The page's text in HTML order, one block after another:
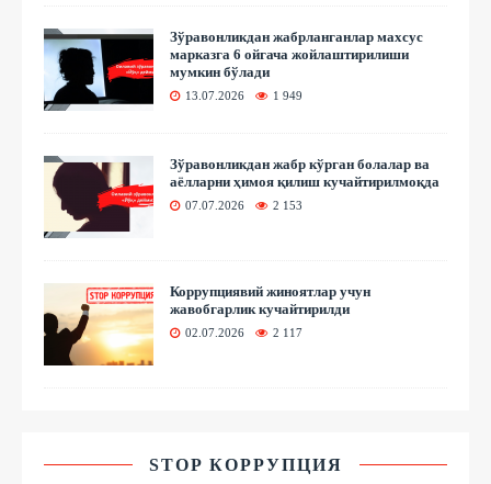
Зўравонликдан жабрланганлар махсус
марказга 6 ойгача жойлаштирилиши
мумкин бўлади
13.07.2026 1 949
Зўравонликдан жабр кўрган болалар ва
аёлларни ҳимоя қилиш кучайтирилмоқда
07.07.2026 2 153
Коррупциявий жиноятлар учун
жавобгарлик кучайтирилди
02.07.2026 2 117
STOP КОРРУПЦИЯ